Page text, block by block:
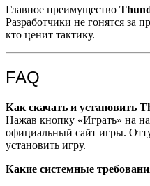
Главное преимущество
Разработчики не гонятся за
кто ценит тактику.
FAQ
Как скачать и установить
Нажав кнопку «Играть» на
официальный сайт игры.
установить игру.
Какие системные